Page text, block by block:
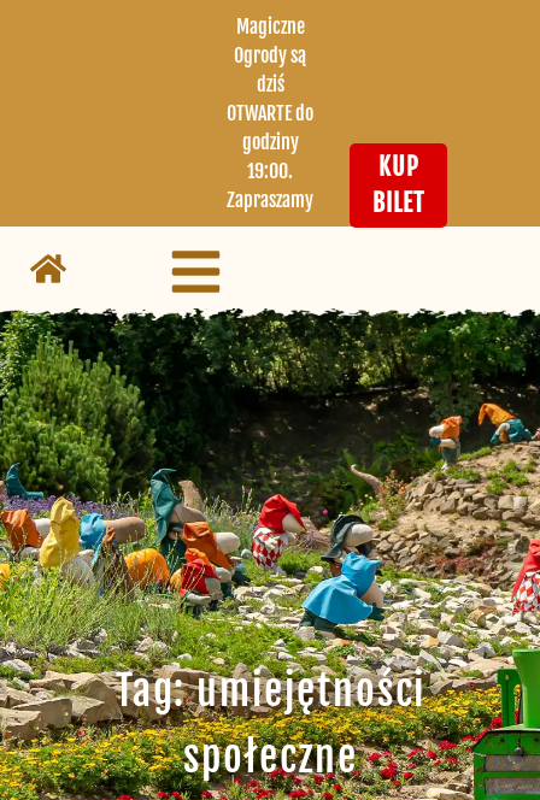
Magiczne
Ogrody są
dziś
OTWARTE do
godziny
19:00.
Zapraszamy
KUP
BILET
Tag: umiejętności
społeczne